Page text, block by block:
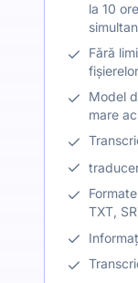
la 10
Fără
fișierelor
Model
mare
TXT,